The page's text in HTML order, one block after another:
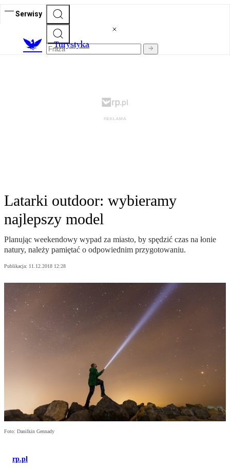
Serwisy
Turystyka
Latarki outdoor: wybieramy
najlepszy model
Planując weekendowy wypad za miasto, by spędzić czas na łonie
natury, należy pamiętać o odpowiednim przygotowaniu.
Publikacja: 11.12.2018 12:28
Foto: Danilkin Gennady
rp.pl